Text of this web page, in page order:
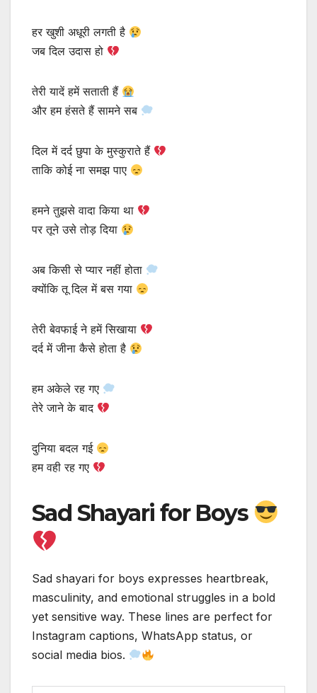
हर खुशी अधूरी लगती है
जब दिल उदास हो
तेरी यादें हमें सताती हैं
और हम हंसते हैं सामने सब
दिल में दर्द छुपा के मुस्कुराते हैं
ताकि कोई ना समझ पाए
हमने तुझसे वादा किया था
पर तूने उसे तोड़ दिया
अब किसी से प्यार नहीं होता
क्योंकि तू दिल में बस गया
तेरी बेवफाई ने हमें सिखाया
दर्द में जीना कैसे होता है
हम अकेले रह गए
तेरे जाने के बाद
दुनिया बदल गई
हम वही रह गए
Sad Shayari for Boys
Sad shayari for boys expresses heartbreak,
masculinity, and emotional struggles in a bold
yet sensitive way. These lines are perfect for
Instagram captions, WhatsApp status, or
social media bios.